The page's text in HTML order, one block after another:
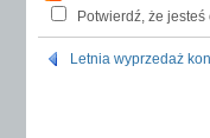
Potwierdź, że jesteś
Letnia wyprzedaż